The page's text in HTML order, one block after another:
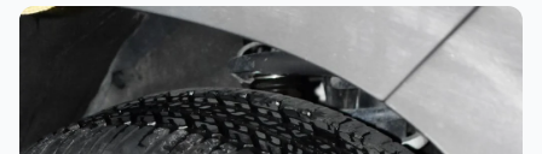
تلميع احترافي